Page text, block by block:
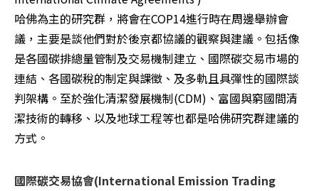
哈佛為主的研究群，將會在COP14進行時在周邊舉辦會
議，主要是談他們對於後京都協議的觀察與建議。包括像
是各國碳排總量管制及交易機制建立、國際碳交易市場的
連結、各國碳稅的制定與課徵、及多軌且具彈性的國際談
判架構。至於強化清潔發展機制(CDM)、富國與窮國間清
潔技術的轉移、以及地球工程等也都是哈佛研究群建議的
方式。
國際碳交易協會(International Emission Trading